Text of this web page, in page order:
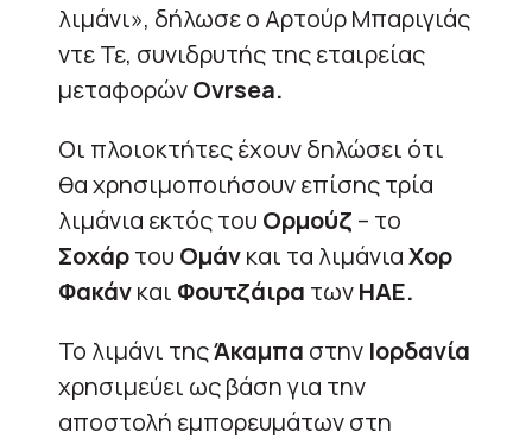
λιμάνι», δήλωσε ο Αρτούρ Μπαριγιάς
ντε Τε, συνιδρυτής της εταιρείας
μεταφορώνOvrsea.
Οι πλοιοκτήτες έχουν δηλώσει ότι
θα χρησιμοποιήσουν επίσης τρία
λιμάνια εκτός του Ορμούζ – το
Σοχάρτου Ομάνκαι τα λιμάνιαΧορ
Φακάνκαι Φουτζάιρα τωνΗΑΕ.
Το λιμάνι τηςΆκαμπα στην Ιορδανία
χρησιμεύει ως βάση για την
αποστολή εμπορευμάτων στη